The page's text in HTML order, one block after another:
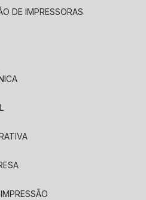
DE IMPRESSORAS